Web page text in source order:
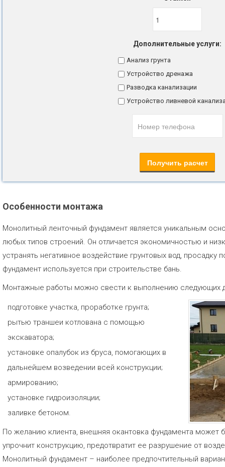
Дополнительные услуги:
Анализ грунта
Устройство дренажа
Разводка канализации
Устройство ливневой
Особенности монтажа
Монолитный ленточный фундамент является уникальным
любых типов строений. Он отличается экономичностью и
устранять негативное воздействие грунтовых вод, просадку
фундамент используется при строительстве бань.
Монтажные работы можно свести к выполнению следующих
подготовке участка, проработке грунта;
рытью траншеи котлована с помощью
экскаватора;
установке опалубок из бруса, помогающих в
дальнейшем возведении всей конструкции;
армированию;
установке гидроизоляции;
заливке бетоном.
По желанию клиента, внешняя окантовка фундамента может
упрочнит конструкцию, предотвратит ее разрушение от
Монолитный фундамент – наиболее предпочтительный